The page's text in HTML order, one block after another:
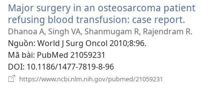
sổ
mới)
Major surgery in an osteosarcoma patient
refusing blood transfusion: case report.
cửa
Dhanoa A, Singh VA, Shanmugam R, Rajendram R.
Nguồn‎: World J Surg Oncol 2010;8:96.
Mã bài‎: PubMed 21059231
DOI‎: 10.1186/1477-7819-8-96
https://www.ncbi.nlm.nih.gov/pubmed/21059231